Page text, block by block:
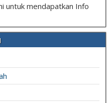
untuk mendapatkan Info